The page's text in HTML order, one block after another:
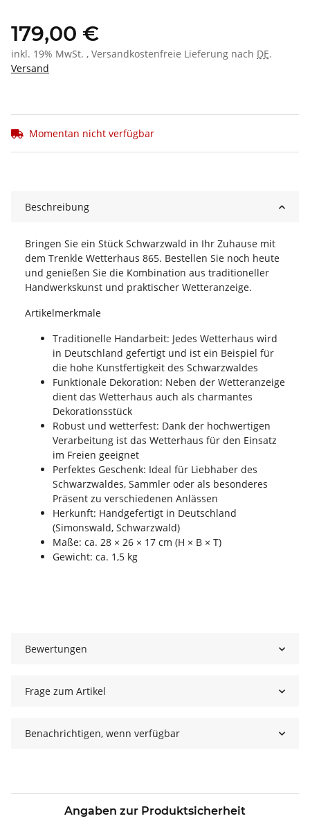
179,00 €
inkl. 19% MwSt. , Versandkostenfreie Lieferung nach DE.
Versand
Momentan nicht verfügbar
Beschreibung
Bringen Sie ein Stück Schwarzwald in Ihr Zuhause mit
dem Trenkle Wetterhaus 865. Bestellen Sie noch heute
und genießen Sie die Kombination aus traditioneller
Handwerkskunst und praktischer Wetteranzeige.
Artikelmerkmale
Traditionelle Handarbeit: Jedes Wetterhaus wird
in Deutschland gefertigt und ist ein Beispiel für
die hohe Kunstfertigkeit des Schwarzwaldes
Funktionale Dekoration: Neben der Wetteranzeige
dient das Wetterhaus auch als charmantes
Dekorationsstück
Robust und wetterfest: Dank der hochwertigen
Verarbeitung ist das Wetterhaus für den Einsatz
im Freien geeignet
Perfektes Geschenk: Ideal für Liebhaber des
Schwarzwaldes, Sammler oder als besonderes
Präsent zu verschiedenen Anlässen
Herkunft: Handgefertigt in Deutschland
(Simonswald, Schwarzwald)
Maße: ca. 28 × 26 × 17 cm (H × B × T)
Gewicht: ca. 1,5 kg
Bewertungen
Frage zum Artikel
Benachrichtigen, wenn verfügbar
Angaben zur Produktsicherheit